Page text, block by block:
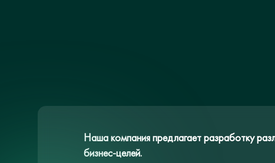
Наша компания предлагает разработку
бизнес-целей.